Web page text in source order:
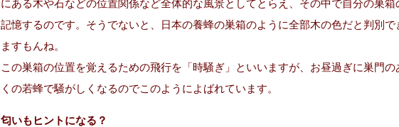
にある木や石などの位置関係など全体的な風景としてとらえ、その中で自分の巣箱
記憶するのです。そうでないと、日本の養蜂の巣箱のように全部木の色だと判別で
ますもんね。
この巣箱の位置を覚えるための飛行を「時騒ぎ」といいますが、お昼過ぎに巣門の
くの若蜂で騒がしくなるのでこのようによばれています。
匂いもヒントになる？